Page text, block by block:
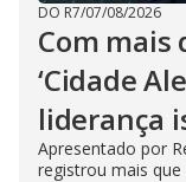
DO R7/07/08/2026
Com mais
‘Cidade
liderança
Apresentado por
registrou mais